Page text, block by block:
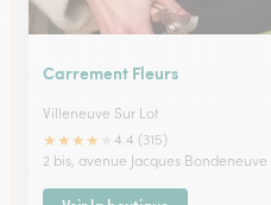
Carrement Fleurs
Villeneuve Sur Lot
★★★★
4.4 (315)
2 bis, avenue Jacques Bondeneuve